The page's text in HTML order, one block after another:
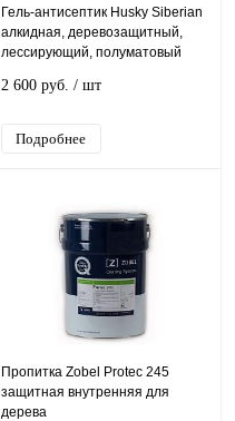
Гель-антисептик Husky Siberian
алкидная, деревозащитный,
лессирующий, полуматовый
2 600 руб. / шт
Подробнее
Пропитка Zobel Protec 245
защитная внутренняя для
дерева